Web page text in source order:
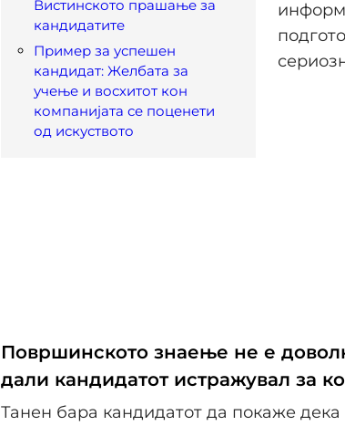
Вистинското прашање за
кандидатите
Пример за успешен
кандидат: Желбата за
учење и восхитот кон
компанијата се поценети
од искуството
Површинското знаење не е
дали кандидатот истражувал за
Танен бара кандидатот да покаже